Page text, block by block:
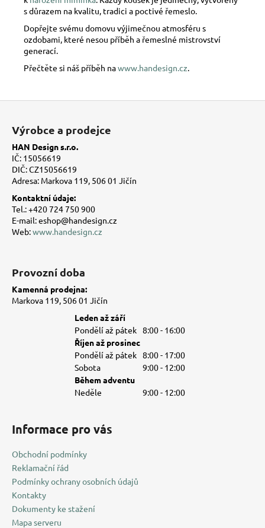
s důrazem na kvalitu, tradici a poctivé řemeslo.
Dopřejte svému domovu výjimečnou atmosféru s
ozdobami, které nesou příběh a řemeslné mistrovství
generací.
Přečtěte si náš příběh nawww.handesign.cz.
Výrobce a prodejce
HAN Design s.r.o.
IČ: 15056619
DIČ: CZ15056619
Adresa: Markova 119, 506 01 Jičín
Kontaktní údaje:
Tel.: +420 724 750 900
E-mail: eshop@handesign.cz
Web:www.handesign.cz
Provozní doba
Kamenná prodejna:
Markova 119, 506 01 Jičín
Leden až září
Pondělí až pátek 8:00 - 16:00
Říjen až prosinec
Pondělí až pátek 8:00 - 17:00
Sobota
9:00 - 12:00
Během adventu
Neděle
9:00 - 12:00
Informace pro vás
Obchodní podmínky
Reklamační řád
Podmínky ochrany osobních údajů
Kontakty
Dokumenty ke stažení
Mapa serveru